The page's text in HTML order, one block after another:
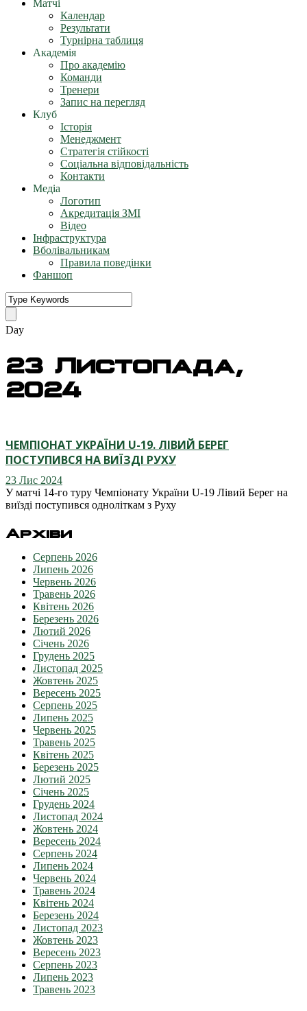
Матчі
Календар
Результати
Турнірна таблиця
Академія
Про академію
Команди
Тренери
Запис на перегляд
Клуб
Історія
Менеджмент
Стратегія стійкості
Соціальна відповідальність
Контакти
Медіа
Логотип
Акредитація ЗМІ
Відео
Інфраструктура
Вболівальникам
Правила поведінки
Фаншоп
Day
23 Листопада,
2024
ЧЕМПІОНАТ УКРАЇНИ U-19. ЛІВИЙ БЕРЕГ
ПОСТУПИВСЯ НА ВИЇЗДІ РУХУ
23 Лис 2024
У матчі 14-го туру Чемпіонату України U-19 Лівий Берег на
виїзді поступився одноліткам з Руху
Архіви
Серпень 2026
Липень 2026
Червень 2026
Травень 2026
Квітень 2026
Березень 2026
Лютий 2026
Січень 2026
Грудень 2025
Листопад 2025
Жовтень 2025
Вересень 2025
Серпень 2025
Липень 2025
Червень 2025
Травень 2025
Квітень 2025
Березень 2025
Лютий 2025
Січень 2025
Грудень 2024
Листопад 2024
Жовтень 2024
Вересень 2024
Серпень 2024
Липень 2024
Червень 2024
Травень 2024
Квітень 2024
Березень 2024
Листопад 2023
Жовтень 2023
Вересень 2023
Серпень 2023
Липень 2023
Травень 2023